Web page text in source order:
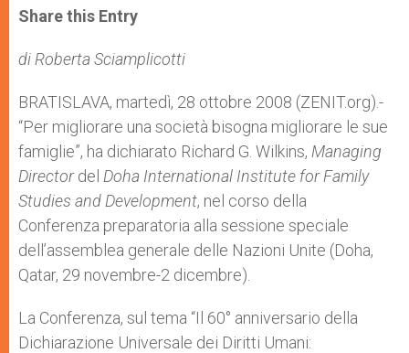
t
s
p
p
s
e
g
e
e
b
o
k
r
Share this Entry
di Roberta Sciamplicotti
BRATISLAVA, martedì, 28 ottobre 2008 (ZENIT.org).-
“Per migliorare una società bisogna migliorare le sue
famiglie”, ha dichiarato Richard G. Wilkins, Managing
Directordel Doha International Institute for Family
Studies and Development, nel corso della
Conferenza preparatoria alla sessione speciale
dell’assemblea generale delle Nazioni Unite (Doha,
Qatar, 29 novembre-2 dicembre).
La Conferenza, sul tema “Il 60° anniversario della
Dichiarazione Universale dei Diritti Umani: